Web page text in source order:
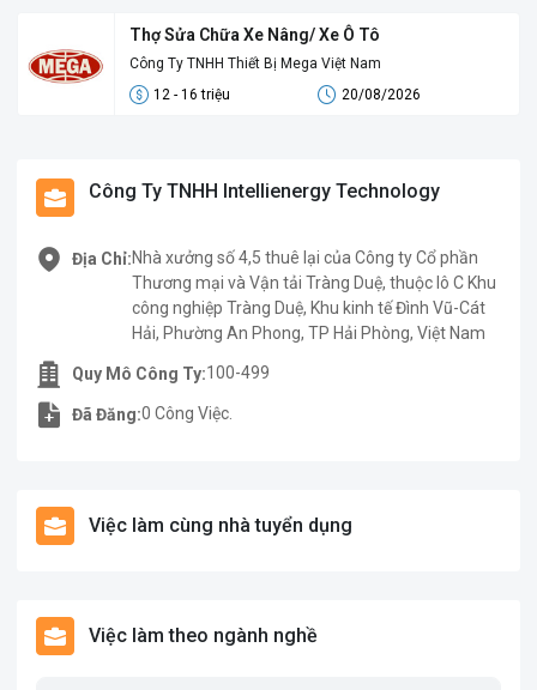
Thợ Sửa Chữa Xe Nâng/ Xe Ô Tô
Công Ty TNHH Thiết Bị Mega Việt Nam
12 - 16 triệu
20/08/2026
Công Ty TNHH Intellienergy Technology
Địa Chỉ:Nhà xưởng số 4,5 thuê lại của Công ty Cổ phần
Thương mại và Vận tải Tràng Duệ, thuộc lô C Khu
công nghiệp Tràng Duệ, Khu kinh tế Đình Vũ-Cát
Hải, Phường An Phong, TP Hải Phòng, Việt Nam
Quy Mô Công Ty:100-499
Đã Đăng:0 Công Việc.
Việc làm cùng nhà tuyển dụng
Việc làm theo ngành nghề